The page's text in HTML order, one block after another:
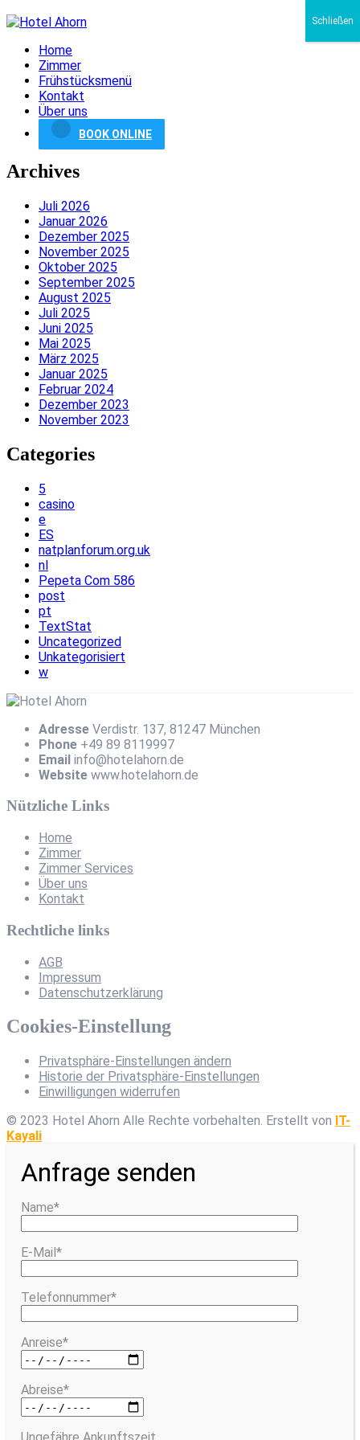
Home
Zimmer
Frühstücksmenü
Kontakt
Über uns
BOOK ONLINE
Archives
Juli 2026
Januar 2026
Dezember 2025
November 2025
Oktober 2025
September 2025
August 2025
Juli 2025
Juni 2025
Mai 2025
März 2025
Januar 2025
Februar 2024
Dezember 2023
November 2023
Categories
5
casino
e
ES
natplanforum.org.uk
nl
Pepeta Com 586
post
pt
TextStat
Uncategorized
Unkategorisiert
w
Adresse Verdistr. 137, 81247 München
Phone +49 89 8119997
Email info@hotelahorn.de
Website www.hotelahorn.de
Nützliche Links
Home
Zimmer
Zimmer Services
Über uns
Kontakt
Rechtliche links
AGB
Impressum
Datenschutzerklärung
Cookies-Einstellung
Privatsphäre-Einstellungen ändern
Historie der Privatsphäre-Einstellungen
Einwilligungen widerrufen
© 2023 Hotel Ahorn Alle Rechte vorbehalten. Erstellt von IT-
Kayali
Anfrage senden
Name*
E-Mail*
Telefonnummer*
Anreise*
Abreise*
Schließen